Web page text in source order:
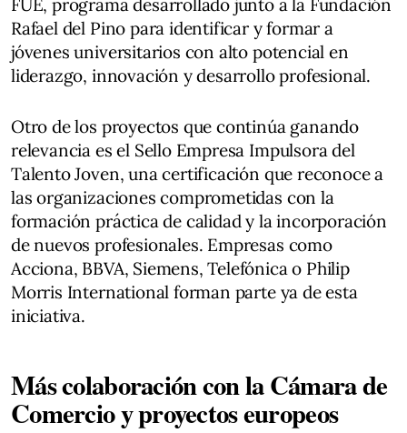
FUE, programa desarrollado junto a la Fundación
Rafael del Pino para identificar y formar a
jóvenes universitarios con alto potencial en
liderazgo, innovación y desarrollo profesional.
Otro de los proyectos que continúa ganando
relevancia es el Sello Empresa Impulsora del
Talento Joven, una certificación que reconoce a
las organizaciones comprometidas con la
formación práctica de calidad y la incorporación
de nuevos profesionales. Empresas como
Acciona, BBVA, Siemens, Telefónica o Philip
Morris International forman parte ya de esta
iniciativa.
Más colaboración con la Cámara de
Comercio y proyectos europeos